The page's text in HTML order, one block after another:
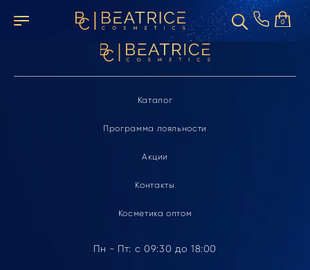
0
Элемент не найден
Каталог
Программа лояльности
Акции
Контакты
Косметика оптом
Пн - Пт: с 09:30 до 18:00